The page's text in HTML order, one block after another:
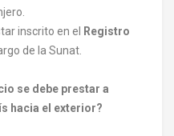
inscrito en el
Registro
de la Sunat.
se debe prestar a
hacia el exterior?